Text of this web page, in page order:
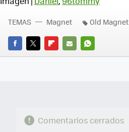
FACEBOOK
TWITTERFLIPBOARD
E-
WHATSAPP
TEMAS Magnet Old Magnet
Comentarios cerrados